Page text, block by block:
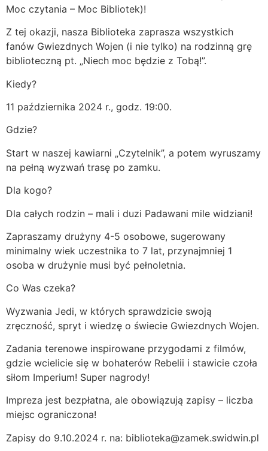
Moc czytania – Moc Bibliotek)!
Z tej okazji, nasza Biblioteka zaprasza wszystkich
fanów Gwiezdnych Wojen (i nie tylko) na rodzinną grę
biblioteczną pt. „Niech moc będzie z Tobą!”.
Kiedy?
11 października 2024 r., godz. 19:00.
Gdzie?
Start w naszej kawiarni „Czytelnik”, a potem wyruszamy
na pełną wyzwań trasę po zamku.
Dla kogo?
Dla całych rodzin – mali i duzi Padawani mile widziani!
Zapraszamy drużyny 4-5 osobowe, sugerowany
minimalny wiek uczestnika to 7 lat, przynajmniej 1
osoba w drużynie musi być pełnoletnia.
Co Was czeka?
Wyzwania Jedi, w których sprawdzicie swoją
zręczność, spryt i wiedzę o świecie Gwiezdnych Wojen.
Zadania terenowe inspirowane przygodami z filmów,
gdzie wcielicie się w bohaterów Rebelii i stawicie czoła
siłom Imperium! Super nagrody!
Impreza jest bezpłatna, ale obowiązują zapisy – liczba
miejsc ograniczona!
Zapisy do 9.10.2024 r. na: biblioteka@zamek.swidwin.pl